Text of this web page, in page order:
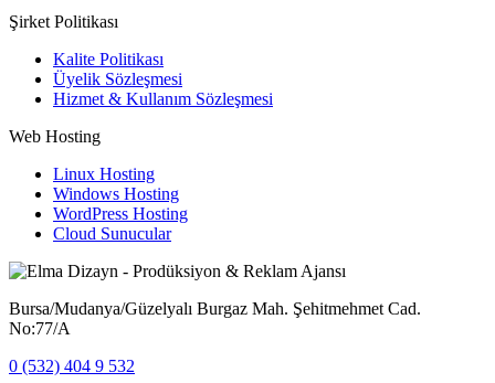
Şirket Politikası
Kalite Politikası
Üyelik Sözleşmesi
Hizmet & Kullanım Sözleşmesi
Web Hosting
Linux Hosting
Windows Hosting
WordPress Hosting
Cloud Sunucular
Bursa/Mudanya/Güzelyalı Burgaz Mah. Şehitmehmet Cad.
No:77/A
0 (532) 404 9 532